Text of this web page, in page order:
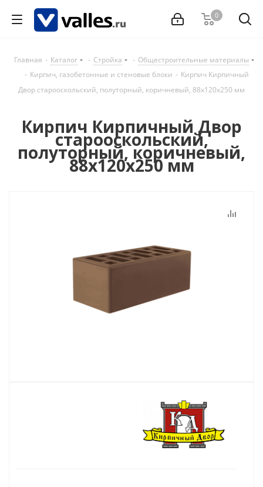
0
Главная - Каталог - Стройка - Общестроительные материалы
- Кирпич, газобетонные и стеновые блоки - Кирпич Кирпичный
Двор старооскольский, полуторный, коричневый, 88х120х250 мм
Кирпич Кирпичный Двор
старооскольский,
полуторный, коричневый,
88х120х250 мм